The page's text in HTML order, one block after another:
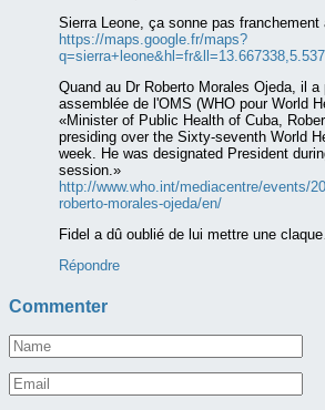
Sierra Leone, ça sonne pas franchement
https://maps.google.fr/maps?
Quand au Dr Roberto Morales Ojeda, il a
assemblée de l'OMS (WHO pour World
«Minister of Public Health of Cuba,
presiding over the Sixty-seventh World
week. He was designated President
session.»
http://www.who.int/mediacentre/events/
roberto-morales-ojeda/en/
Fidel a dû oublié de lui mettre une
Répondre
Commenter